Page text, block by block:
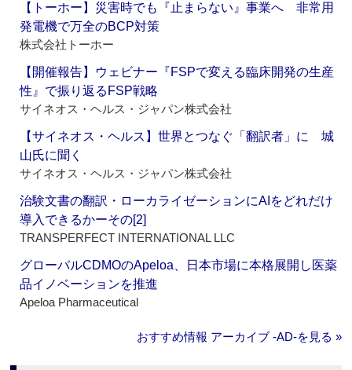
【トーホー】災害時でも『止まらない』事業へ 非常用
発電機で万全のBCP対策
株式会社トーホー
【開催報告】ウェビナー『FSPで変える臨床開発の生産
性』で振り返るFSP戦略
サイネオス・ヘルス・ジャパン株式会社
【サイネオス・ヘルス】世界とつなぐ「翻訳者」に 城
山氏に聞く
サイネオス・ヘルス・ジャパン株式会社
治験文書の翻訳・ローカライゼーションにAIをどれだけ
導入できるかーその[2]
TRANSPERFECT INTERNATIONAL LLC
グローバルCDMOのApeloa、日本市場に本格展開し医薬
品イノベーションを推進
Apeloa Pharmaceutical
おすすめ情報 アーカイブ ‐AD‐を見る »